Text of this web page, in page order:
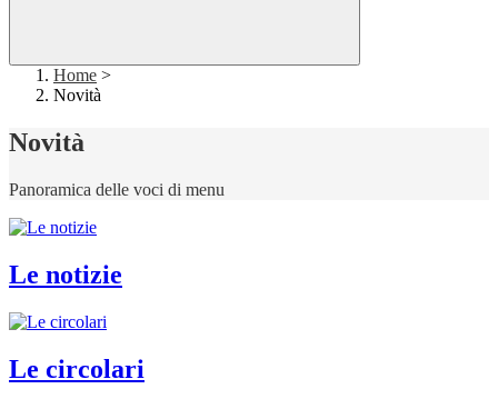
Home >
Novità
Novità
Panoramica delle voci di menu
Le notizie
Le circolari